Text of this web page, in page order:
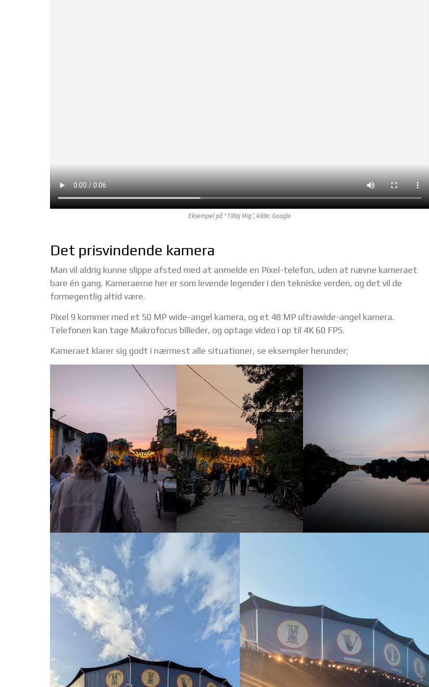
Eksempel på “Tilføj Mig”, kilde: Google
Det prisvindende kamera
Man vil aldrig kunne slippe afsted med at anmelde en Pixel-telefon, uden at nævne kameraet
bare én gang. Kameraerne her er som levende legender i den tekniske verden, og det vil de
formegentlig altid være.
Pixel 9 kommer med et 50 MP wide-angel kamera, og et 48 MP ultrawide-angel kamera.
Telefonen kan tage Makrofocus billeder, og optage video i op til 4K 60 FPS.
Kameraet klarer sig godt i nærmest alle situationer, se eksempler herunder;